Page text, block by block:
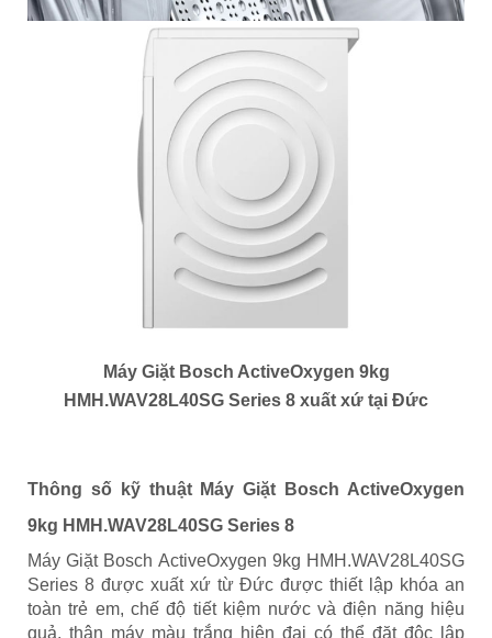
Máy Giặt Bosch ActiveOxygen 9kg
HMH.WAV28L40SG Series 8 xuất xứ tại Đức
Thông số kỹ thuật Máy Giặt Bosch ActiveOxygen
9kg HMH.WAV28L40SG Series 8
Máy Giặt Bosch ActiveOxygen 9kg HMH.WAV28L40SG
Series 8 được xuất xứ từ Đức được thiết lập khóa an
toàn trẻ em, chế độ tiết kiệm nước và điện năng hiệu
quả, thân máy màu trắng hiện đại có thể đặt độc lập